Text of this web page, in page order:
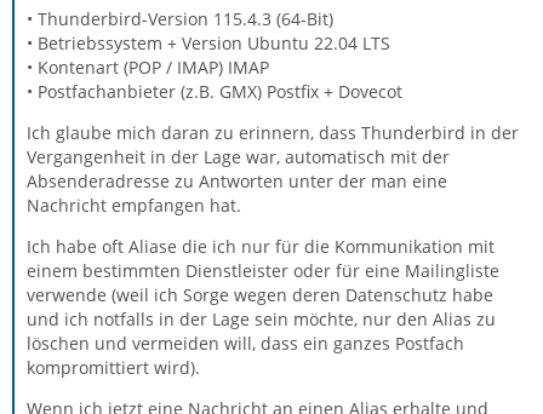
• Thunderbird-Version 115.4.3 (64-Bit)
• Betriebssystem + Version Ubuntu 22.04 LTS
• Kontenart (POP / IMAP) IMAP
• Postfachanbieter (z.B. GMX) Postfix + Dovecot
Ich glaube mich daran zu erinnern, dass Thunderbird in der
Vergangenheit in der Lage war, automatisch mit der
Absenderadresse zu Antworten unter der man eine
Nachricht empfangen hat.
Ich habe oft Aliase die ich nur für die Kommunikation mit
einem bestimmten Dienstleister oder für eine Mailingliste
verwende (weil ich Sorge wegen deren Datenschutz habe
und ich notfalls in der Lage sein möchte, nur den Alias zu
löschen und vermeiden will, dass ein ganzes Postfach
kompromittiert wird).
Wenn ich jetzt eine Nachricht an einen Alias erhalte und